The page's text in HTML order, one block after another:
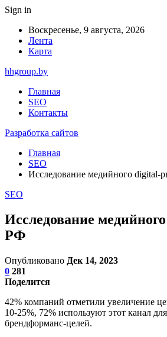
Sign in
Воскресенье, 9 августа, 2026
Лента
Карта
hhgroup.by
Главная
SEO
Контакты
Разработка сайтов
Главная
SEO
Исследование медийного digital-
SEO
Исследование
РФ
Опубликовано Дек 14, 2023
0 281
Поделится
42% компаний отметили увеличение
10-25%, 72% используют этот канал
брендформанс-целей.